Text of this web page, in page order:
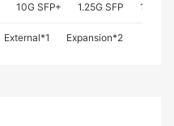
10G SFP+ 1.25G SFP 1G
External*1 Expansion*2